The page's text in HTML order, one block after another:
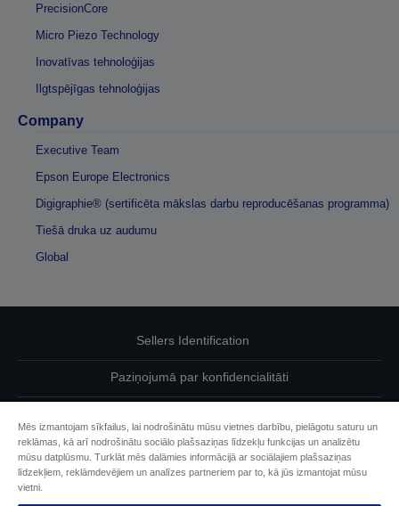
PrecisionCore
Micro Piezo Technology
Inovatīvas tehnoloģijas
Ilgtspējīgas tehnoloģijas
Company
Executive Team
Epson Europe Electronics
Digigraphie® (sertificēta mākslas darbu reproducēšanas programma)
Tiešā druka uz audumu
Global
Sellers Identification
Paziņojumā par konfidencialitāti
Sazinieties ar mums par saviem datiem
Mēs izmantojam sīkfailus, lai nodrošinātu mūsu vietnes darbību, pielāgotu saturu un
reklāmas, kā arī nodrošinātu sociālo plašsaziņas līdzekļu funkcijas un analizētu
mūsu datplūsmu. Turklāt mēs dalāmies informācijā ar sociālajiem plašsaziņas
līdzekļiem, reklāmdevējiem un analīzes partneriem par to, kā jūs izmantojat mūsu
vietni.